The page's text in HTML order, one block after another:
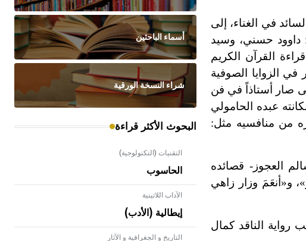
في الغناء، إلى
داوود حسني، وسيد
القرآن الكريم
الزوايا الصوفية
صار أستاذاً في فن
عبده الحامولي
من منافسيه مثل:
العجوز- قصائده
و«أنعَمَ وزار زاهي
الناقد كمال
أسماء الباحثين
شراء النسخة الورقية
البحوث الأكثر قراءة
التقنيات (التكنولوجية)
الحاسوب
الآداب اللاتينية
إيطالية (الأدب)
التاريخ و الجغرافية و الآثار